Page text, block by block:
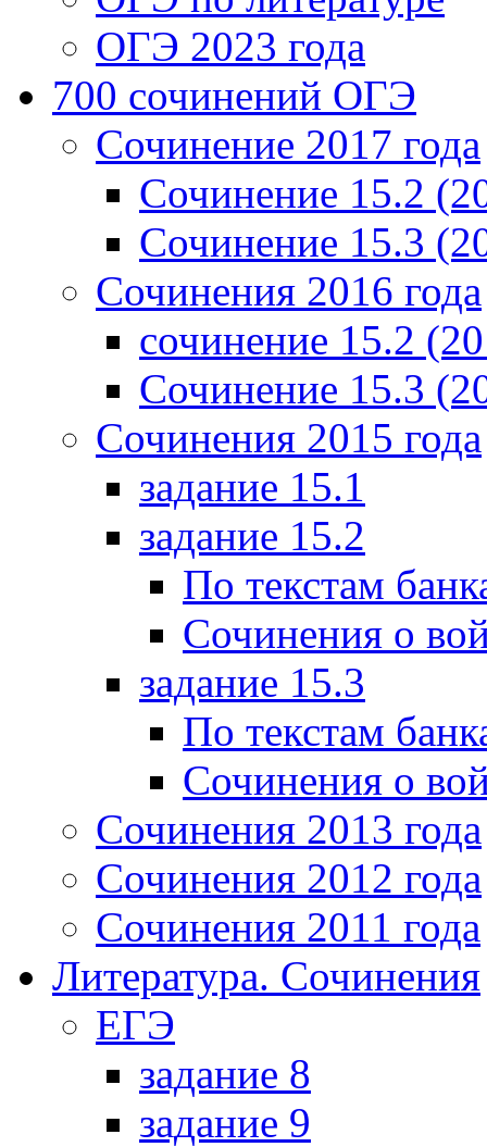
ОГЭ 2023 года
700 cочинений ОГЭ
Сочинение 2017 года
Сочинение 15.2
Сочинение 15.3
Сочинения 2016 года
сочинение 15.2
Сочинение 15.3
Сочинения 2015 года
задание 15.1
задание 15.2
По текстам
Сочинения о
задание 15.3
По текстам
Сочинения о
Сочинения 2013 года
Сочинения 2012 года
Сочинения 2011 года
Литература. Сочинения
ЕГЭ
задание 8
задание 9